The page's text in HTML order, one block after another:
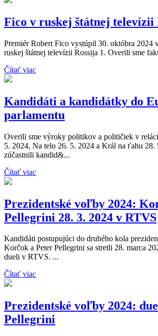
Fico v ruskej štátnej televízii
Premiér Robert Fico vystúpil 30. októbra 2024
ruskej štátnej televízii Rossija 1. Overili sme
Čítať viac
Kandidáti a kandidátky do
parlamentu
Overili sme výroky politikov a političiek v
5. 2024, Na telo 26. 5. 2024 a Král na ťahu 28.
zúčastnili kandid&...
Čítať viac
Prezidentské voľby 2024:
Pellegrini 28. 3. 2024 v RTVS
Kandidáti postupujúci do druhého kola
Korčok a Peter Pellegrini sa stretli 28. marca
dueli v RTVS. ...
Čítať viac
Prezidentské voľby 2024:
Pellegrini